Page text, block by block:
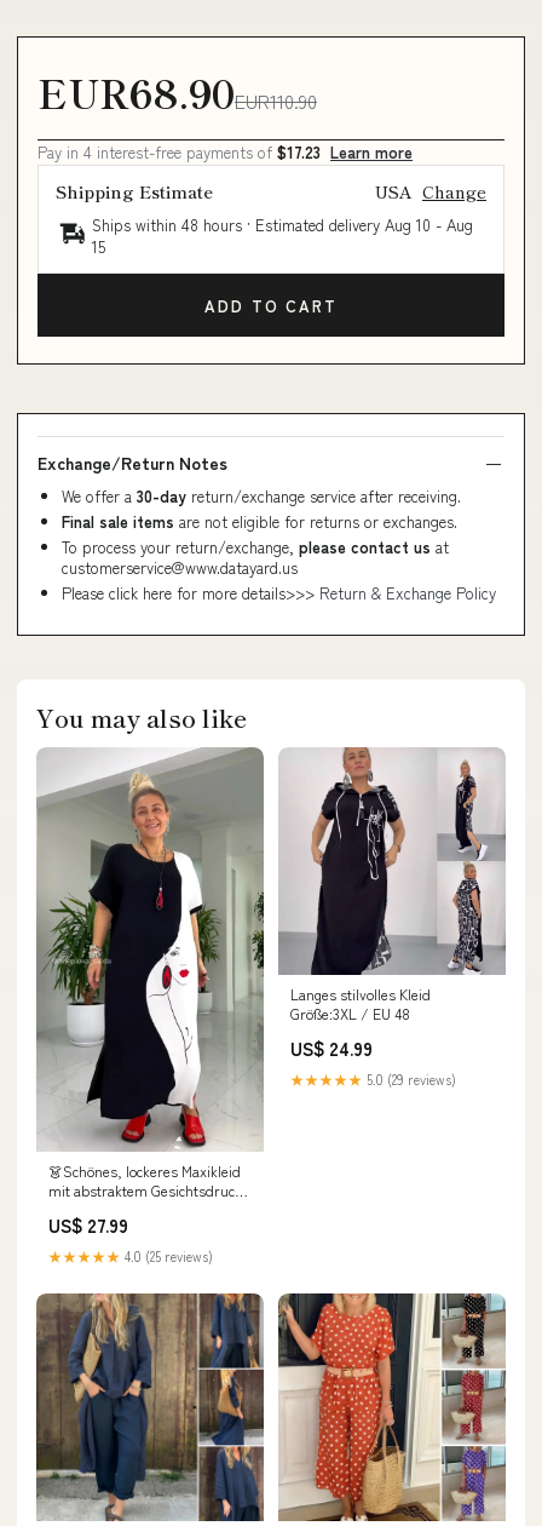
EUR68.90EUR110.90
Pay in 4 interest-free payments of $17.23 Learn more
Shipping Estimate USA Change
Ships within 48 hours · Estimated delivery Aug 10 - Aug
15
ADD TO CART
Exchange/Return Notes
We offer a 30-day return/exchange service after receiving.
Final sale items are not eligible for returns or exchanges.
To process your return/exchange, please contact us at
customerservice@www.datayard.us
Please click here for more details>>> Return & Exchange Policy
You may also like
👗Schönes, lockeres Maxikleid
mit abstraktem Gesichtsdruck
US$ 27.99
★★★★★ 4.0 (25 reviews)
Langes stilvolles Kleid
Größe:3XL / EU 48
US$ 24.99
★★★★★ 5.0 (29 reviews)